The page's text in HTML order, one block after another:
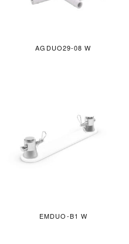
AGDUO29-08 W
EMDUO-B1 W